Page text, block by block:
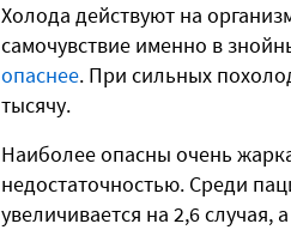
Холода действуют на
самочувствие именно в
опаснее. При сильных
тысячу.
Наиболее опасны очень
недостаточностью. Среди
увеличивается на 2,6 случая,